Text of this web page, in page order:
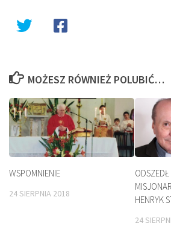
MOŻESZ RÓWNIEŻ POLUBIĆ…
WSPOMNIENIE
24 SIERPNIA 2018
HENRYK
24